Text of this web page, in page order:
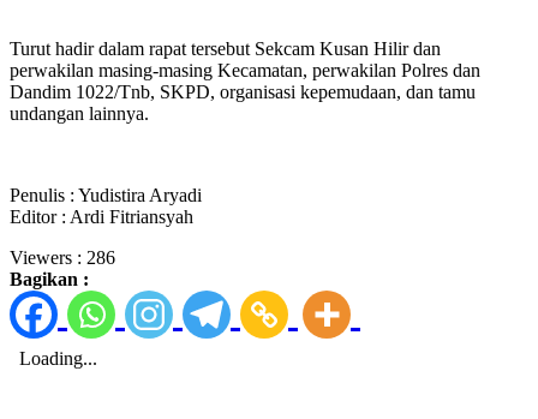
Turut hadir dalam rapat tersebut Sekcam Kusan Hilir dan
perwakilan masing-masing Kecamatan, perwakilan Polres dan
Dandim 1022/Tnb, SKPD, organisasi kepemudaan, dan tamu
undangan lainnya.
Penulis : Yudistira Aryadi
Editor : Ardi Fitriansyah
Viewers : 286
Bagikan :